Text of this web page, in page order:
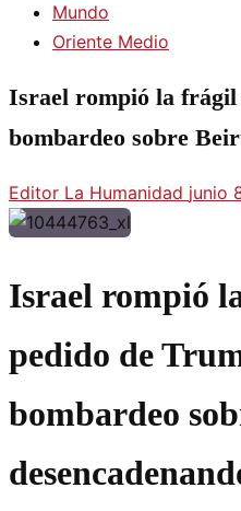
Mundo
Oriente Medio
Israel rompió la frágil
bombardeo sobre
Editor La Humanidad junio
Israel rompió
pedido de
bombardeo